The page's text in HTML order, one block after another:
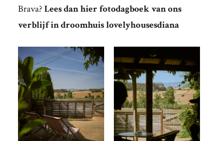
Brava?Lees dan hier fotodagboek van ons
verblijf in droomhuis lovelyhousesdiana